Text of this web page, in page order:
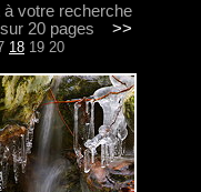
votre recherche
20 pages >>
18 19 20